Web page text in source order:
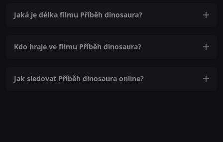
Jaká je délka filmu Příběh dinosaura?
Kdo hraje ve filmu Příběh dinosaura?
Jak sledovat Příběh dinosaura online?